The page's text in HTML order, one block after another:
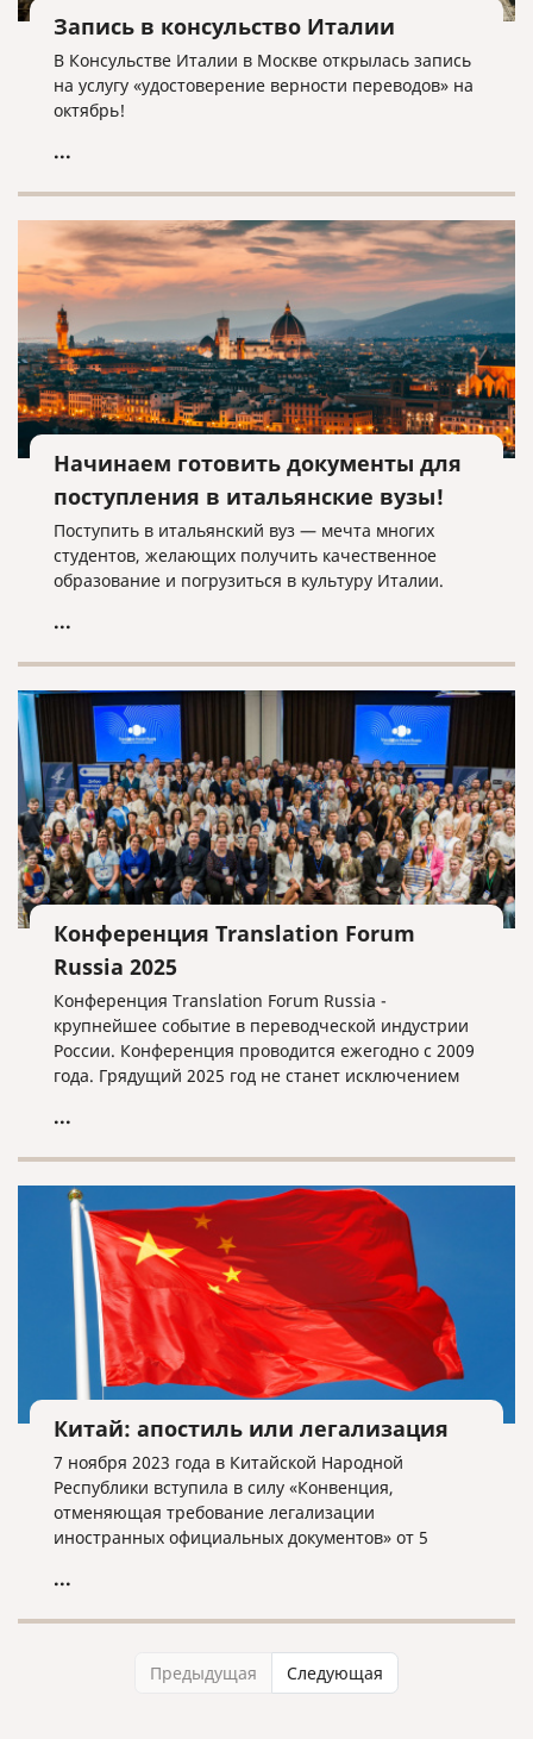
Запись в консульство Италии
В Консульстве Италии в Москве открылась запись
на услугу «удостоверение верности переводов» на
октябрь!
...
Начинаем готовить документы для
поступления в итальянские вузы!
Поступить в итальянский вуз — мечта многих
студентов, желающих получить качественное
образование и погрузиться в культуру Италии.
...
Конференция Translation Forum
Russia 2025
Конференция Translation Forum Russia -
крупнейшее событие в переводческой индустрии
России. Конференция проводится ежегодно с 2009
года. Грядущий 2025 год не станет исключением
...
Китай: апостиль или легализация
7 ноября 2023 года в Китайской Народной
Республики вступила в силу «Конвенция,
отменяющая требование легализации
иностранных официальных документов» от 5
...
Предыдущая Следующая